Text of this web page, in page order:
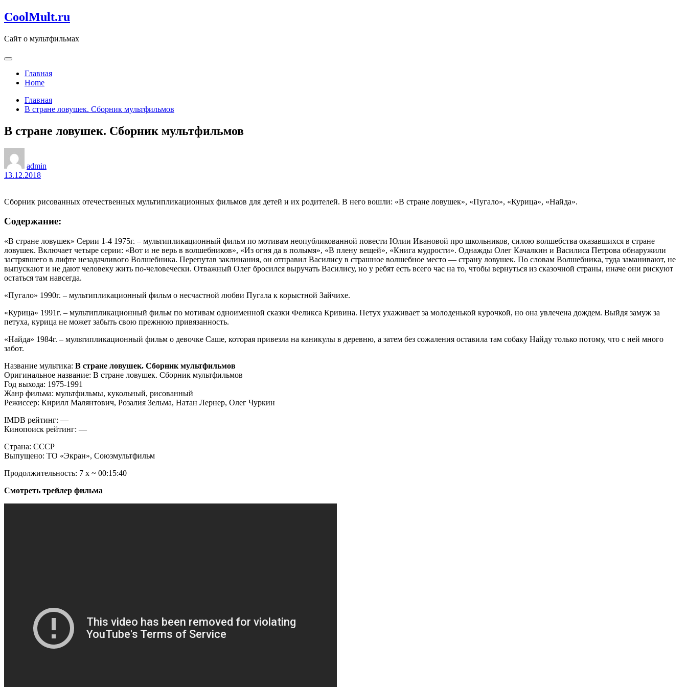
Перейти
к
CoolMult.ru
Сайт о мультфильмах
Главная
Home
Главная
В стране ловушек. Сборник мультфильмов
В стране ловушек. Сборник мультфильмов
admin
13.12.2018
Сборник рисованных отечественных мультипликационных фильмов для детей и их родителей. В него вошли: «В стране ловушек», «Пугало», «Курица», «Найда».
Содержание:
«В стране ловушек» Серии 1-4 1975г. – мультипликационный фильм по мотивам неопубликованной повести Юлии Ивановой про школьников, силою волшебства оказавшихся в стране
ловушек. Включает четыре серии: «Вот и не верь в волшебников», «Из огня да в полымя», «В плену вещей», «Книга мудрости». Однажды Олег Качалкин и Василиса Петрова обнаружили
застрявшего в лифте незадачливого Волшебника. Перепутав заклинания, он отправил Василису в страшное волшебное место — страну ловушек. По словам Волшебника, туда заманивают, не
выпускают и не дают человеку жить по-человечески. Отважный Олег бросился выручать Василису, но у ребят есть всего час на то, чтобы вернуться из сказочной страны, иначе они рискуют
остаться там навсегда.
«Пугало» 1990г. – мультипликационный фильм о несчастной любви Пугала к корыстной Зайчихе.
«Курица» 1991г. – мультипликационный фильм по мотивам одноименной сказки Феликса Кривина. Петух ухаживает за молоденькой курочкой, но она увлечена дождем. Выйдя замуж за
петуха, курица не может забыть свою прежнюю привязанность.
«Найда» 1984г. – мультипликационный фильм о девочке Саше, которая привезла на каникулы в деревню, а затем без сожаления оставила там собаку Найду только потому, что с ней много
забот.
Название мультика: В стране ловушек. Сборник мультфильмов
Оригинальное название: В стране ловушек. Сборник мультфильмов
Год выхода: 1975-1991
Жанр фильма: мультфильмы, кукольный, рисованный
Режиссер: Кирилл Малянтович, Розалия Зельма, Натан Лернер, Олег Чуркин
IMDB рейтинг: —
Кинопоиск рейтинг: —
Страна: СССР
Выпущено: ТО «Экран», Союзмультфильм
Продолжительность: 7 х ~ 00:15:40
Смотреть трейлер фильма